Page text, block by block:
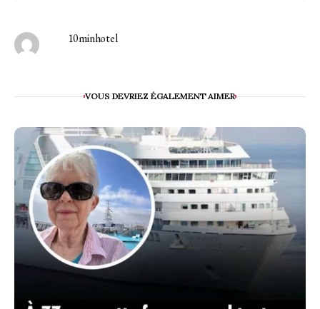
10minhotel
VOUS DEVRIEZ ÉGALEMENT AIMER